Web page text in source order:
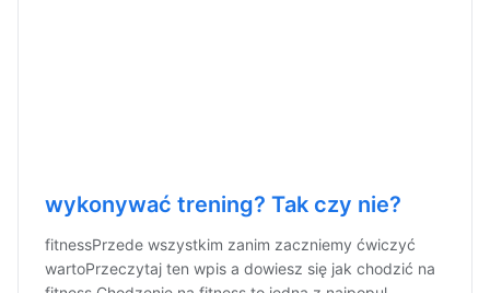
wykonywać trening? Tak czy nie?
fitnessPrzede wszystkim zanim zaczniemy ćwiczyć
wartoPrzeczytaj ten wpis a dowiesz się jak chodzić na